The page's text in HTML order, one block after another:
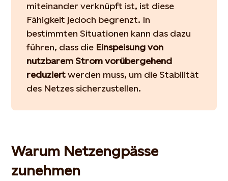
miteinander verknüpft ist, ist diese
Fähigkeit jedoch begrenzt. In
bestimmten Situationen kann das dazu
führen, dass die Einspeisung von
nutzbarem Strom vorübergehend
reduziertwerden muss, um die Stabilität
des Netzes sicherzustellen.
Warum Netzengpässe
zunehmen